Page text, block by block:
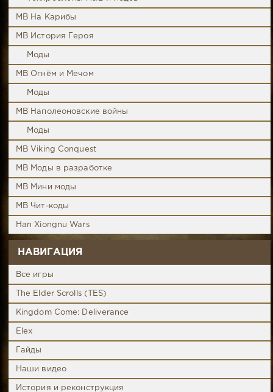
MB На Карибы
MB История Героя
Моды
MB Огнём и Мечом
Моды
MB Наполеоновские войны
Моды
MB Viking Conquest
MB Моды в разработке
MB Мини моды
MB Чит-коды
Han Xiongnu Wars
НАВИГАЦИЯ
Все игры
The Elder Scrolls (TES)
Kingdom Come: Deliverance
Elex
Гайды
Наши видео
История и реконструкция